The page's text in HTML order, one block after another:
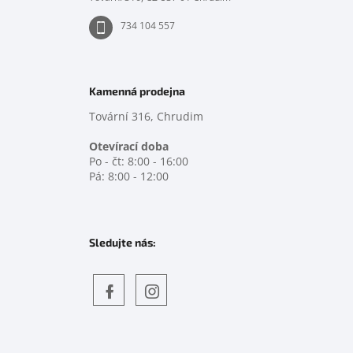
734 104 557
Kamenná prodejna
Tovární 316, Chrudim
Otevírací doba
Po - čt: 8:00 - 16:00
Pá: 8:00 - 12:00
Sledujte nás: